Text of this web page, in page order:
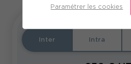
Paramétrer les cookies
Inter Intra